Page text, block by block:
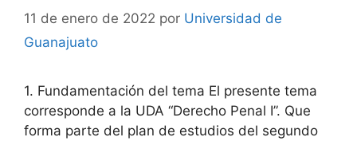
11 de enero de 2022 por Universidad de
Guanajuato
1. Fundamentación del tema El presente tema
corresponde a la UDA “Derecho Penal I”. Que
forma parte del plan de estudios del segundo